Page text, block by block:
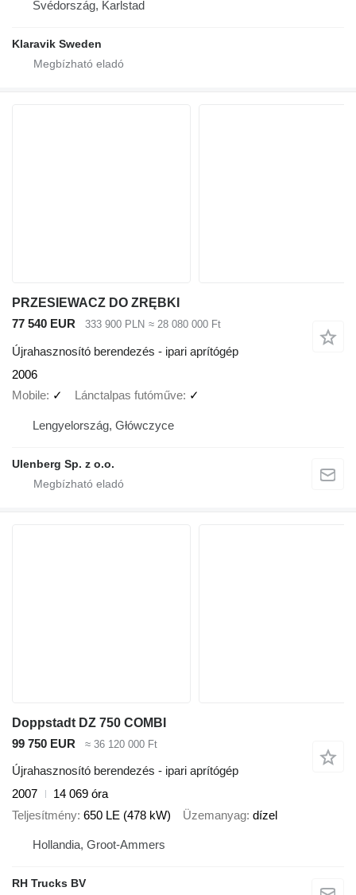
Svédország, Karlstad
Klaravik Sweden
PRZESIEWACZ DO ZRĘBKI
77 540 EUR
333 900 PLN ≈ 28 080 000 Ft
Újrahasznosító berendezés - ipari aprítógép
2006
Mobile ✓ Lánctalpas futóműve ✓
Lengyelország, Główczyce
Ulenberg Sp. z o.o.
Doppstadt DZ 750 COMBI
99 750 EUR
≈ 36 120 000 Ft
Újrahasznosító berendezés - ipari aprítógép
2007
14 069 óra
Teljesítmény 650 LE (478 kW) Üzemanyag dízel
Hollandia, Groot-Ammers
RH Trucks BV